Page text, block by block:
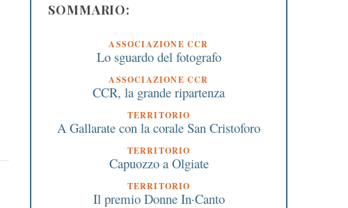
SOMMARIO:
ASSOCIAZIONE CCR
Lo sguardo del fotografo
ASSOCIAZIONE CCR
CCR, la grande ripartenza
TERRITORIO
A Gallarate con la corale San Cristoforo
TERRITORIO
Capuozzo a Olgiate
TERRITORIO
Il premio Donne In·Canto